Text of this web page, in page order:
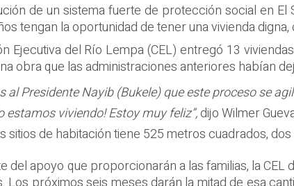
de un sistema fuerte de protección social en
tengan la oportunidad de tener una vivienda
Ejecutiva del Río Lempa (CEL) entregó 13
obra que las administraciones anteriores habían
al Presidente Nayib (Bukele) que este proceso se
estamos viviendo! Estoy muy feliz”,dijo Wilmer
sitios de habitación tiene 525 metros cuadrados,
del apoyo que proporcionarán a las familias, la